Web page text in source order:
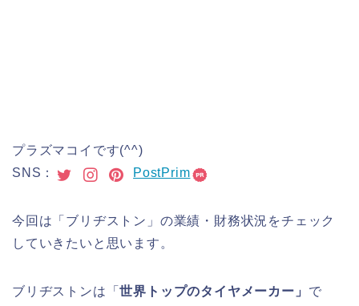
プラズマコイです(^^)
SNS：
PostPrim
今回は「ブリヂストン」の業績・財務状況をチェック
していきたいと思います。
ブリヂストンは「世界トップのタイヤメーカー」 で